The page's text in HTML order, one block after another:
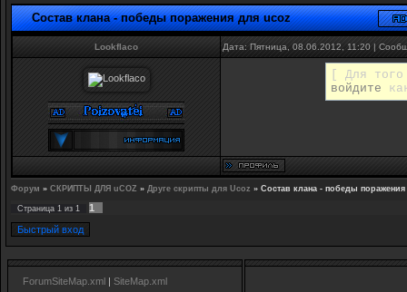
Состав клана - победы поражения для ucoz
Lookflaco Дата: Пятница, 08.06.2012, 11:20 |
[ Для
войдите
Форум » СКРИПТЫ ДЛЯ uCOZ » Друге скрипты для Ucoz » Состав клана - победы
Страница 1 из 1 1
ForumSiteMap.xml | SiteMap.xml